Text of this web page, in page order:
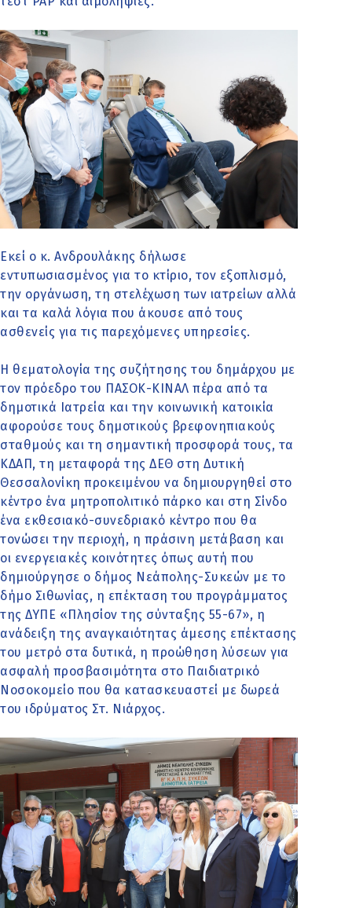
Εκεί ο κ. Ανδρουλάκης δήλωσε
εντυπωσιασμένος για το κτίριο, τον εξοπλισμό,
την οργάνωση, τη στελέχωση των ιατρείων αλλά
και τα καλά λόγια που άκουσε από τους
ασθενείς για τις παρεχόμενες υπηρεσίες.
Η θεματολογία της συζήτησης του δημάρχου με
τον πρόεδρο του ΠΑΣΟΚ-ΚΙΝΑΛ πέρα από τα
δημοτικά Ιατρεία και την κοινωνική κατοικία
αφορούσε τους δημοτικούς βρεφονηπιακούς
σταθμούς και τη σημαντική προσφορά τους, τα
ΚΔΑΠ, τη μεταφορά της ΔΕΘ στη Δυτική
Θεσσαλονίκη προκειμένου να δημιουργηθεί στο
κέντρο ένα μητροπολιτικό πάρκο και στη Σίνδο
ένα εκθεσιακό-συνεδριακό κέντρο που θα
τονώσει την περιοχή, η πράσινη μετάβαση και
οι ενεργειακές κοινότητες όπως αυτή που
δημιούργησε ο δήμος Νεάπολης-Συκεών με το
δήμο Σιθωνίας, η επέκταση του προγράμματος
της ΔΥΠΕ «Πλησίον της σύνταξης 55-67», η
ανάδειξη της αναγκαιότητας άμεσης επέκτασης
του μετρό στα δυτικά, η προώθηση λύσεων για
ασφαλή προσβασιμότητα στο Παιδιατρικό
Νοσοκομείο που θα κατασκευαστεί με δωρεά
του ιδρύματος Στ. Νιάρχος.